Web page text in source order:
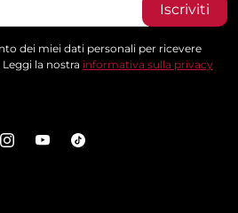
Iscriviti
dei miei dati personali per ricevere
la nostra informativa sulla privacy